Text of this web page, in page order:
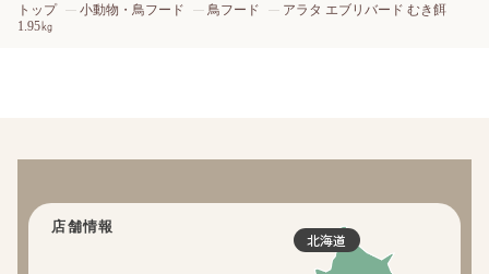
トップ 小動物・鳥フード 鳥フード
アラタ エブリバード むき餌
1.95㎏
店舗情報
北海道